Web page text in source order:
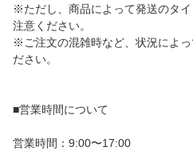
※ただし、商品によって発送のタ
注意ください。
※ご注文の混雑時など、状況によ
ださい。
■営業時間について
営業時間：9:00〜17:00